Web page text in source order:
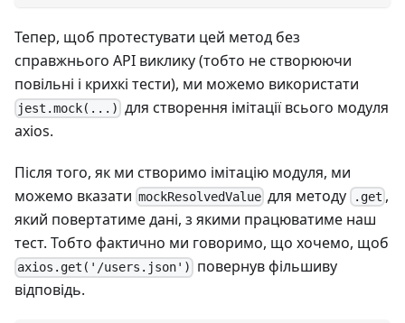
Тепер, щоб протестувати цей метод без
справжнього API виклику (тобто не створюючи
повільні і крихкі тести), ми можемо використати
jest.mock(...) для створення імітації всього модуля
axios.
Після того, як ми створимо імітацію модуля, ми
можемо вказати mockResolvedValue для методу .get ,
який повертатиме дані, з якими працюватиме наш
тест. Тобто фактично ми говоримо, що хочемо, щоб
axios.get('/users.json')
повернув фільшиву
відповідь.